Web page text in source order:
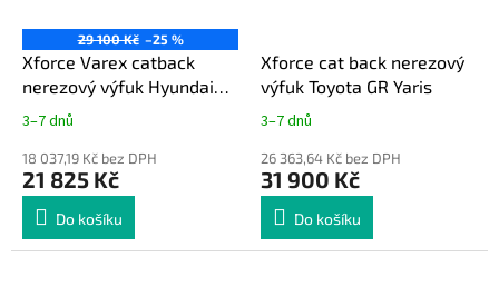
29 100 Kč –25 %
Xforce Varex catback
nerezový výfuk Hyundai
i20 N
3–7 dnů
18 037,19 Kč bez DPH
21 825 Kč
Do košíku
Xforce cat back nerezový
výfuk Toyota GR Yaris
3–7 dnů
26 363,64 Kč bez DPH
31 900 Kč
Do košíku